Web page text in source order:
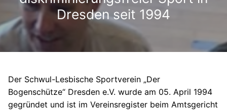
Dresden seit 1994
Der Schwul-Lesbische Sportverein „Der
Bogenschütze“ Dresden e.V. wurde am 05. April 1994
gegründet und ist im Vereinsregister beim Amtsgericht